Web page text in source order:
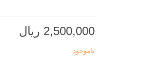
2,500,000 ریال
ناموجود